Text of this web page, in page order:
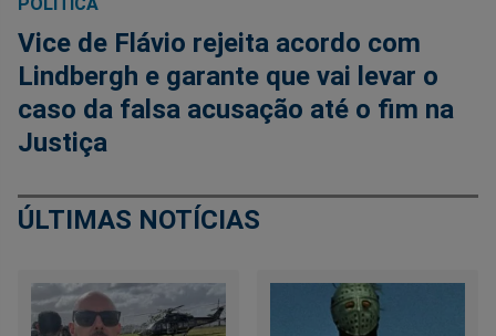
Vice de Flávio rejeita acordo com
Lindbergh e garante que vai levar o
caso da falsa acusação até o fim na
Justiça
ÚLTIMAS NOTÍCIAS